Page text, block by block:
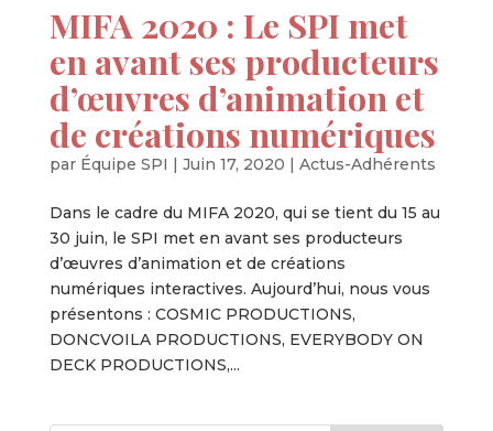
MIFA 2020 : Le SPI met
en avant ses producteurs
d’œuvres d’animation et
de créations numériques
par Équipe SPI | Juin 17, 2020 | Actus-Adhérents
Dans le cadre du MIFA 2020, qui se tient du 15 au
30 juin, le SPI met en avant ses producteurs
d’œuvres d’animation et de créations
numériques interactives. Aujourd’hui, nous vous
présentons : COSMIC PRODUCTIONS,
DONCVOILA PRODUCTIONS, EVERYBODY ON
DECK PRODUCTIONS,...